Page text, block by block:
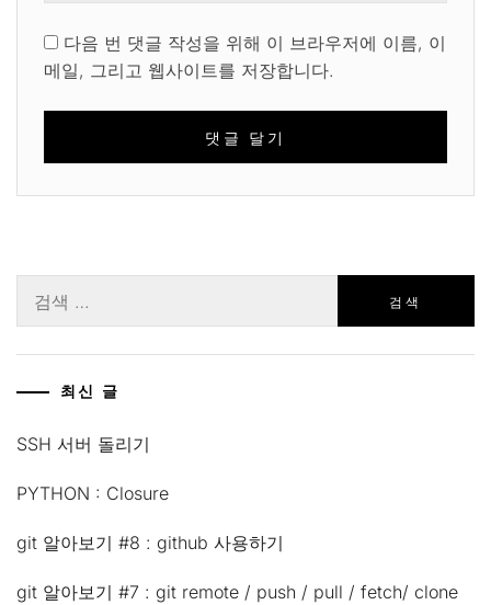
다음 번 댓글 작성을 위해 이 브라우저에 이름, 이
메일, 그리고 웹사이트를 저장합니다.
색:
최신 글
SSH 서버 돌리기
PYTHON : Closure
git 알아보기 #8 : github 사용하기
git 알아보기 #7 : git remote / push / pull / fetch/ clone